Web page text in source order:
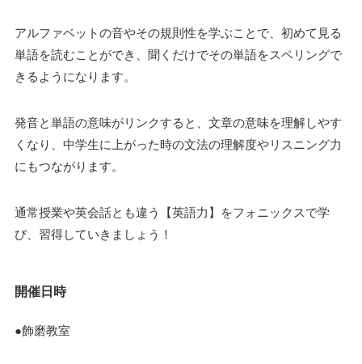
アルファベットの音やその規則性を学ぶことで、初めて見る
単語を読むことができ、聞くだけでその単語をスペリングで
きるようになります。
発音と単語の意味がリンクすると、文章の意味を理解しやす
くなり、中学生に上がった時の文法の理解度やリスニング力
にもつながります。
通常授業や英会話とも違う【英語力】をフォニックスで学
び、習得していきましょう！
開催日時
●飾磨教室